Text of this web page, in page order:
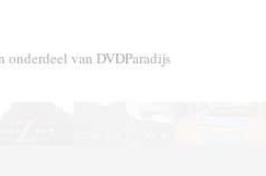
onderdeel van DVDParadijs